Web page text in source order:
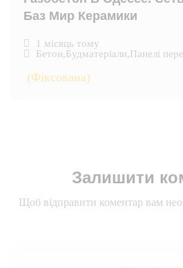
Баз Мир Керамики
1 місяць тому
Бетон,Будматеріали,Панелі
(Фіксована)
Залишити
Щоб відправити коментар вам